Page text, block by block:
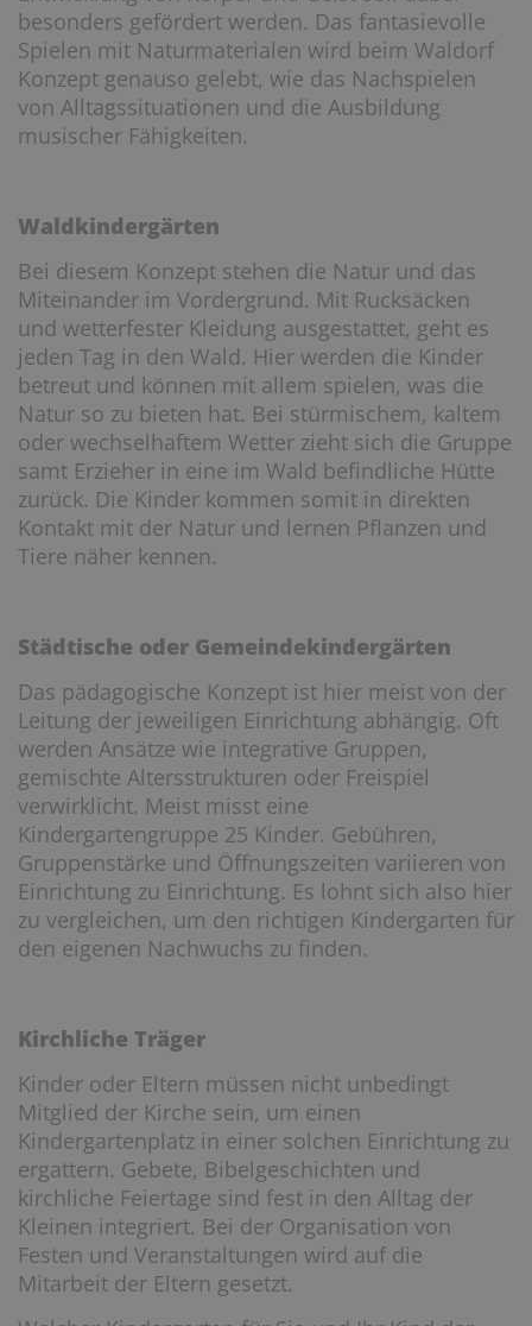
besonders gefördert werden. Das fantasievolle
Spielen mit Naturmaterialen wird beim Waldorf
Konzept genauso gelebt, wie das Nachspielen
von Alltagssituationen und die Ausbildung
musischer Fähigkeiten.
Waldkindergärten
Bei diesem Konzept stehen die Natur und das
Miteinander im Vordergrund. Mit Rucksäcken
und wetterfester Kleidung ausgestattet, geht es
jeden Tag in den Wald. Hier werden die Kinder
betreut und können mit allem spielen, was die
Natur so zu bieten hat. Bei stürmischem, kaltem
oder wechselhaftem Wetter zieht sich die Gruppe
samt Erzieher in eine im Wald befindliche Hütte
zurück. Die Kinder kommen somit in direkten
Kontakt mit der Natur und lernen Pflanzen und
Tiere näher kennen.
Städtische oder Gemeindekindergärten
Das pädagogische Konzept ist hier meist von der
Leitung der jeweiligen Einrichtung abhängig. Oft
werden Ansätze wie integrative Gruppen,
gemischte Altersstrukturen oder Freispiel
verwirklicht. Meist misst eine
Kindergartengruppe 25 Kinder. Gebühren,
Gruppenstärke und Öffnungszeiten variieren von
Einrichtung zu Einrichtung. Es lohnt sich also hier
zu vergleichen, um den richtigen Kindergarten für
den eigenen Nachwuchs zu finden.
Kirchliche Träger
Kinder oder Eltern müssen nicht unbedingt
Mitglied der Kirche sein, um einen
Kindergartenplatz in einer solchen Einrichtung zu
ergattern. Gebete, Bibelgeschichten und
kirchliche Feiertage sind fest in den Alltag der
Kleinen integriert. Bei der Organisation von
Festen und Veranstaltungen wird auf die
Mitarbeit der Eltern gesetzt.